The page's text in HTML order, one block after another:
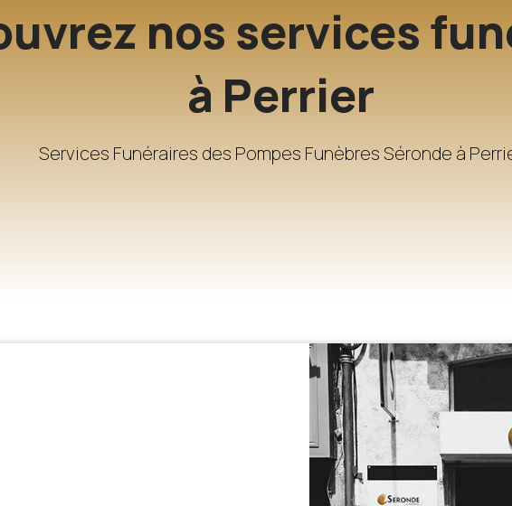
nos services
à Perrier
Services Funéraires des Pompes Funèbres Séronde à